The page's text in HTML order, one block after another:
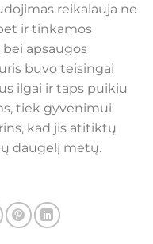
reikalauja ne
ir tinkamos
apsaugos
buvo teisingai
ilgai ir taps puikiu
tiek gyvenimui.
kad jis atitiktų
daugelį metų.